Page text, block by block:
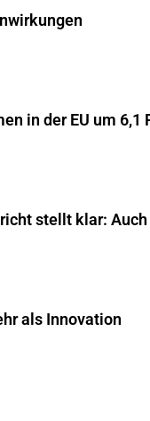
in der EU um 6,1
stellt klar:
als Innovation